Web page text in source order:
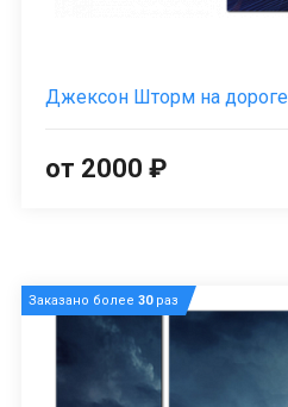
Джексон Шторм на дороге
от 2000 ₽
Заказано более 30раз